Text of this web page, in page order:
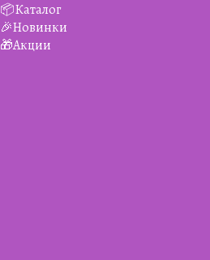
📦Каталог
🎉Новинки
🎁Акции